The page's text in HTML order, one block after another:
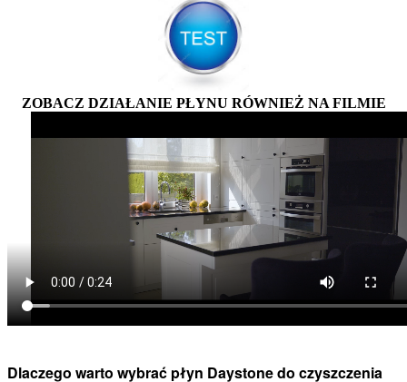
ZOBACZ DZIAŁANIE PŁYNU RÓWNIEŻ NA FILMIE
Dlaczego warto wybrać płyn Daystone do czyszczenia